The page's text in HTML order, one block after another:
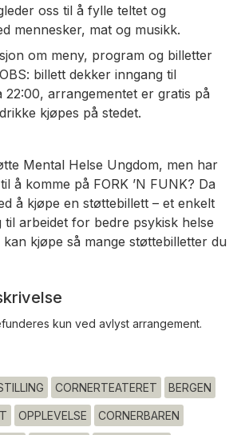
oss til å fylle teltet og
mennesker, mat og musikk.
om meny, program og billetter
billett dekker inngang til
22:00, arrangementet er gratis på
kjøpes på stedet.
Mental Helse Ungdom, men har
å komme på FORK ’N FUNK? Da
å kjøpe en støttebillett – et enkelt
til arbeidet for bedre psykisk helse
kjøpe så mange støttebilletter du
kun ved avlyst arrangement.
CORNERTEATERET BERGEN
OPPLEVELSE CORNERBAREN